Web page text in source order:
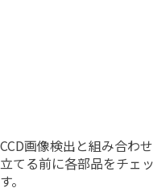
CCD画像検出と組み合わ
立てる前に各部品をチェ
す。